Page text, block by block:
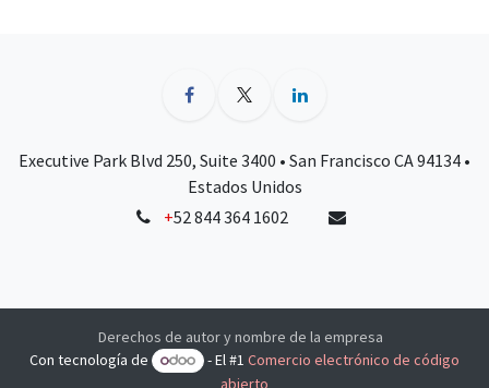
Executive Park Blvd 250, Suite 3400 • San Francisco CA 94134 •
Estados Unidos
+52 844 364 1602
Derechos de autor y nombre de la empresa
Con tecnología de
- El #1Comercio electrónico de código
abierto